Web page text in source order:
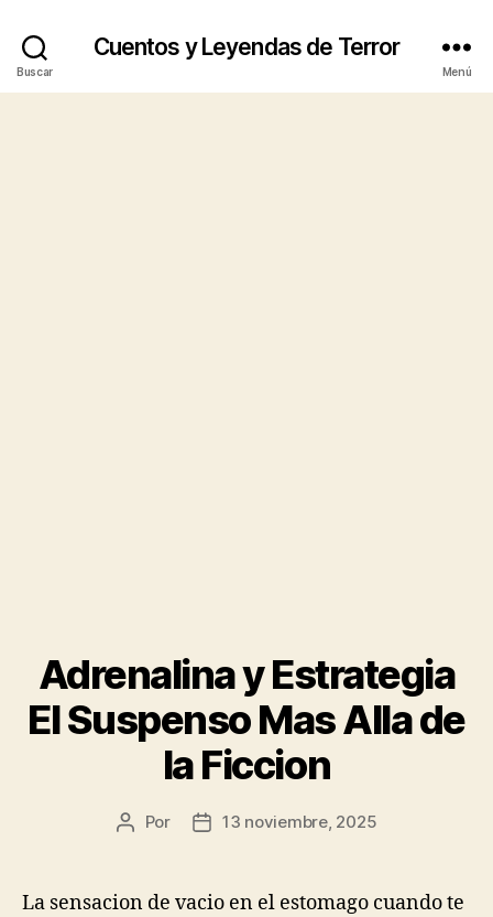
Buscar
Cuentos y Leyendas de Terror
Menú
Adrenalina y Estrategia
El Suspenso Mas Alla de
la Ficcion
Autor
publicación
Por
Fecha
publicación
13 noviembre, 2025
La sensacion de vacio en el estomago cuando te